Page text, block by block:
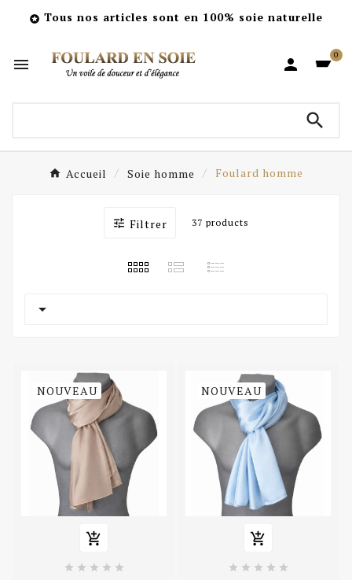
 Tous nos articles sont en 100% soie naturelle
 
0

Accueil Soie homme Foulard homme
 Filtrer 37 products

NOUVEAU

    
NOUVEAU

    